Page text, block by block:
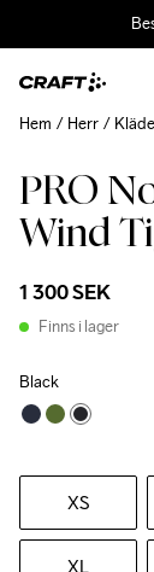
PRO
Wind
1 300 SEK
Finns i lager
Black
XS
XL
Hem Herr